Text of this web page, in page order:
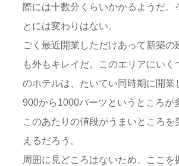
際には十数分くらいかかるようだ。
とには変わりはない。
ごく最近開業しただけあって新築の
も外もキレイだ。このエリアにいく
のホテルは、たいてい同時期に開業
900から1000バーツというところが
このあたりの値段がうまいところを
えるだろう。
周囲に見どころはないため、ここを